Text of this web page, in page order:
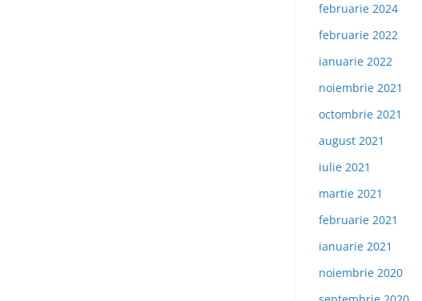
februarie 2024
februarie 2022
ianuarie 2022
noiembrie 2021
octombrie 2021
august 2021
iulie 2021
martie 2021
februarie 2021
ianuarie 2021
noiembrie 2020